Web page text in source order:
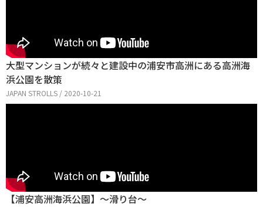
大型マンションが続々と建設中の浦安市高洲にある高洲海
浜公園を散策
JAPAN STROLLS / 2020-10-21
【浦安高洲海浜公園】〜滑り台〜